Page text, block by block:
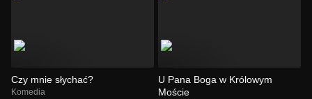
Czy mnie słychać?
Komedia
U Pana Boga w Królowym
Moście